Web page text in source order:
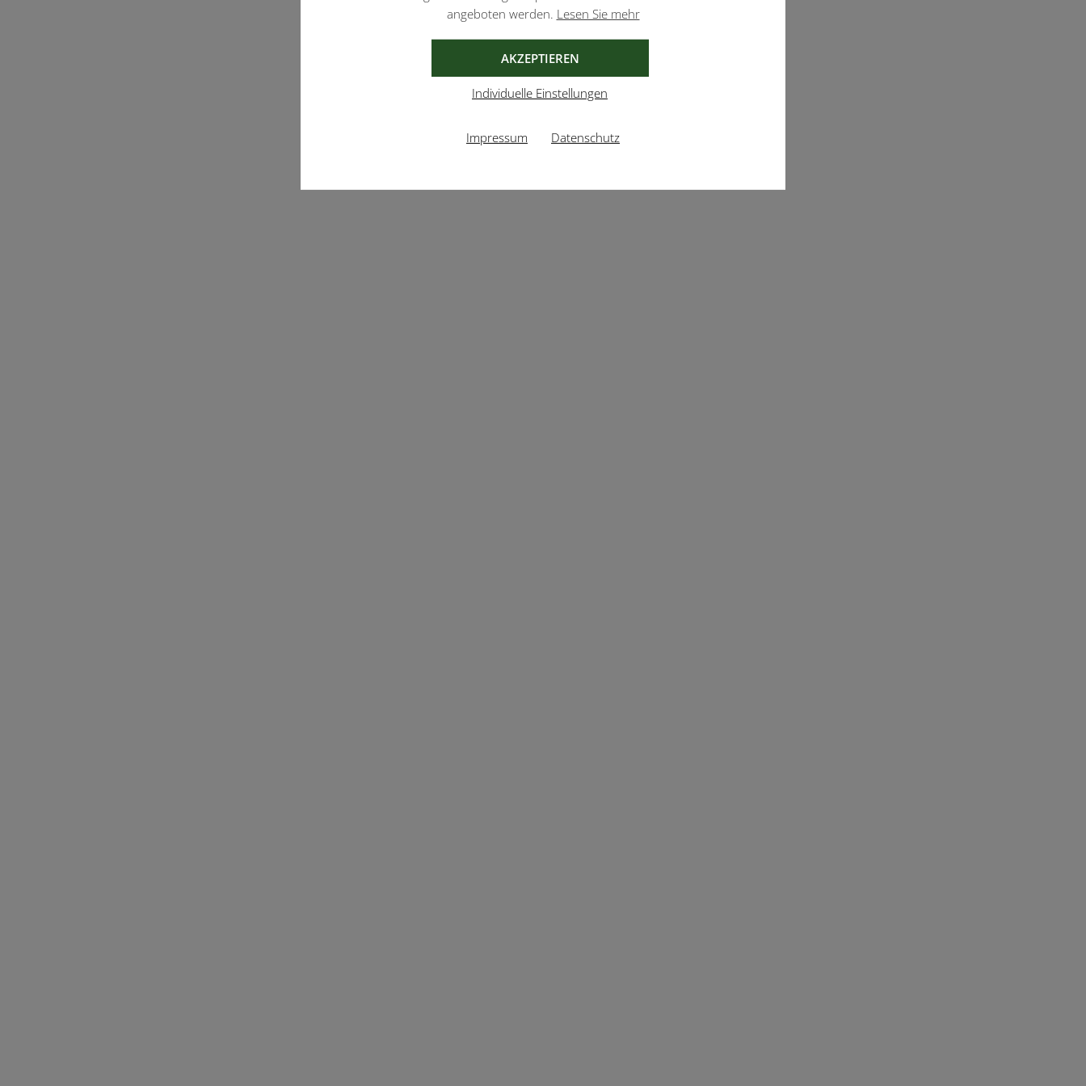
angeboten werden. Lesen Sie mehr
AKZEPTIEREN
Individuelle Einstellungen
Impressum Datenschutz